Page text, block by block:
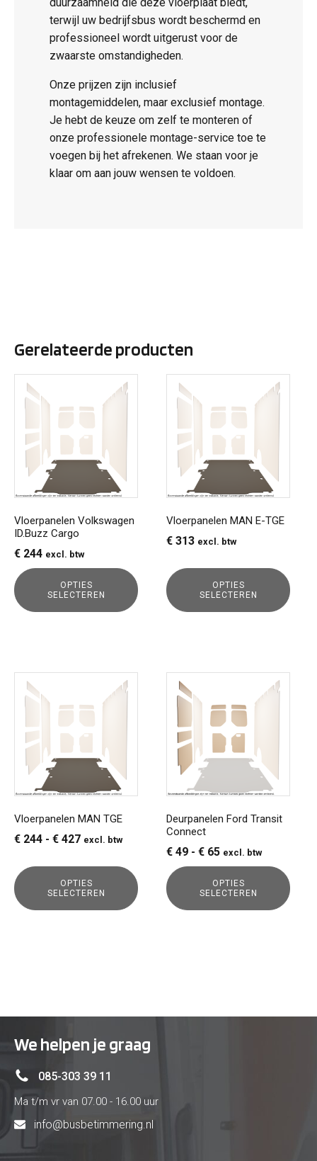
terwijl uw bedrijfsbus wordt beschermd en
professioneel wordt uitgerust voor de
zwaarste omstandigheden.
Onze prijzen zijn inclusief
montagemiddelen, maar exclusief montage.
Je hebt de keuze om zelf te monteren of
onze professionele montage-service toe te
voegen bij het afrekenen. We staan voor je
klaar om aan jouw wensen te voldoen.
Gerelateerde producten
Vloerpanelen Volkswagen
ID.Buzz Cargo
€ 244 excl. btw
OPTIES
SELECTEREN
product
meerdere
variaties.
Deze
kan
gekozen
worden
op
de
productpagina
Vloerpanelen MAN E-TGE
€ 313 excl. btw
OPTIES
SELECTEREN
product
meerdere
variaties.
Deze
kan
gekozen
worden
de
productpagina
Vloerpanelen MAN TGE
€ 244 - € 427Prijsklasse:
€ 427
excl. btw
OPTIES
SELECTEREN
product
meerdere
variaties.
Deze
kan
gekozen
worden
de
productpagina
Deurpanelen Ford Transit
Connect
€ 49 - € 65Prijsklasse:
€ 49
tot
excl. btw
OPTIES
SELECTEREN
product
heeft
meerdere
variaties.
Deze
kan
gekozen
worden
op
de
productpagina
We helpen je graag
085-303 39 11
Ma t/m vr van 07.00 - 16.00 uur
info@busbetimmering.nl